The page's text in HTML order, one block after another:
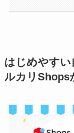
はじめやすい
ルカリShops